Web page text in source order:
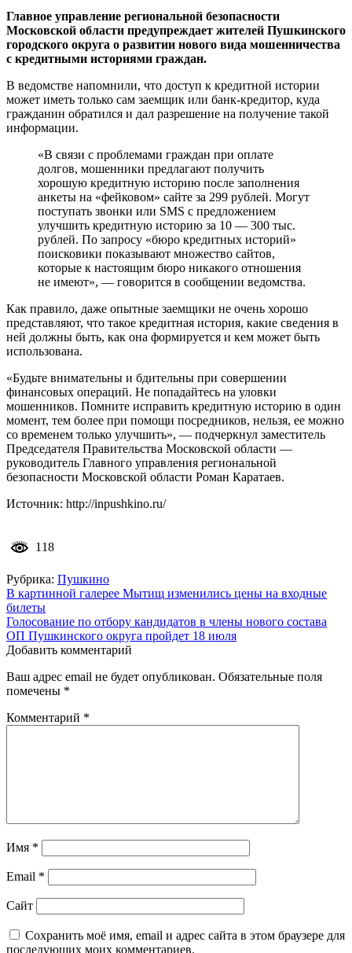
Главное управление региональной безопасности
Московской области предупреждает жителей Пушкинского
городского округа о развитии нового вида мошенничества
с кредитными историями граждан.
В ведомстве напомнили, что доступ к кредитной истории
может иметь только сам заемщик или банк-кредитор, куда
гражданин обратился и дал разрешение на получение такой
информации.
«В связи с проблемами граждан при оплате
долгов, мошенники предлагают получить
хорошую кредитную историю после заполнения
анкеты на «фейковом» сайте за 299 рублей. Могут
поступать звонки или SMS с предложением
улучшить кредитную историю за 10 — 300 тыс.
рублей. По запросу «бюро кредитных историй»
поисковики показывают множество сайтов,
которые к настоящим бюро никакого отношения
не имеют», — говорится в сообщении ведомства.
Как правило, даже опытные заемщики не очень хорошо
представляют, что такое кредитная история, какие сведения в
ней должны быть, как она формируется и кем может быть
использована.
«Будьте внимательны и бдительны при совершении
финансовых операций. Не попадайтесь на уловки
мошенников. Помните исправить кредитную историю в один
момент, тем более при помощи посредников, нельзя, ее можно
со временем только улучшить», — подчеркнул заместитель
Председателя Правительства Московской области —
руководитель Главного управления региональной
безопасности Московской области Роман Каратаев.
Источник: http://inpushkino.ru/
118
Рубрика: Пушкино
Навигация
по
записям
В картинной галерее Мытищ изменились цены на входные
билеты
Голосование по отбору кандидатов в члены нового состава
ОП Пушкинского округа пройдет 18 июля
Добавить комментарий
Ваш адрес email не будет опубликован. Обязательные поля
помечены *
Комментарий *
Имя *
Email *
Сайт
Сохранить моё имя, email и адрес сайта в этом браузере для
последующих моих комментариев.